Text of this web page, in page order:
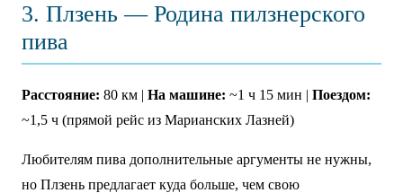
3. Плзень — Родина пилзнерского
пива
Расстояние: 80 км | На машине: ~1 ч 15 мин | Поездом:
~1,5 ч (прямой рейс из Марианских Лазней)
Любителям пива дополнительные аргументы не нужны,
но Плзень предлагает куда больше, чем свою